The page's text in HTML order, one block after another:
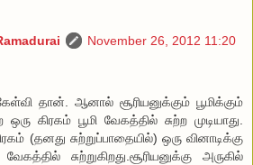
November 26, 2012 11:20
தான். ஆனால் சூரியனுக்கும் பூமிக்கும்
கிரகம் பூமி வேகத்தில் சுற்ற முடியாது.
(தனது சுற்றுப்பாதையில்) ஒரு வினாடிக்கு
சுற்றுகிறது.சூரியனுக்கு அருகில்